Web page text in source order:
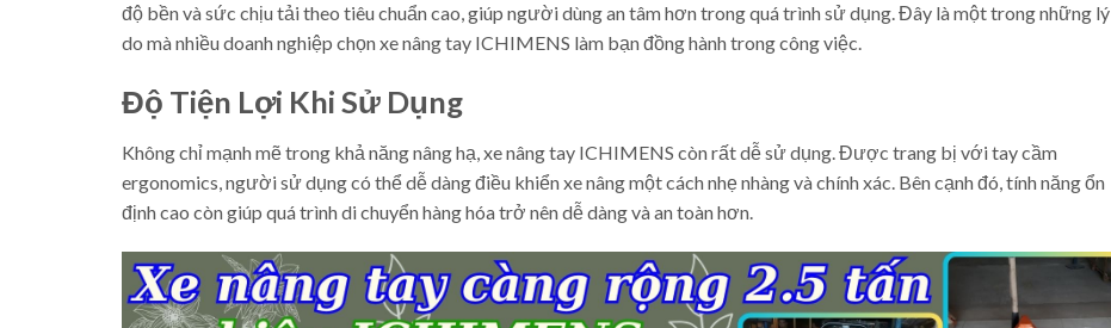
độ bền và sức chịu tải theo tiêu chuẩn cao, giúp người dùng an tâm hơn trong quá trình sử dụng. Đây là một trong những lý
do mà nhiều doanh nghiệp chọn xe nâng tay ICHIMENS làm bạn đồng hành trong công việc.
Độ Tiện Lợi Khi Sử Dụng
Không chỉ mạnh mẽ trong khả năng nâng hạ, xe nâng tay ICHIMENS còn rất dễ sử dụng. Được trang bị với tay cầm
ergonomics, người sử dụng có thể dễ dàng điều khiển xe nâng một cách nhẹ nhàng và chính xác. Bên cạnh đó, tính năng ổn
định cao còn giúp quá trình di chuyển hàng hóa trở nên dễ dàng và an toàn hơn.